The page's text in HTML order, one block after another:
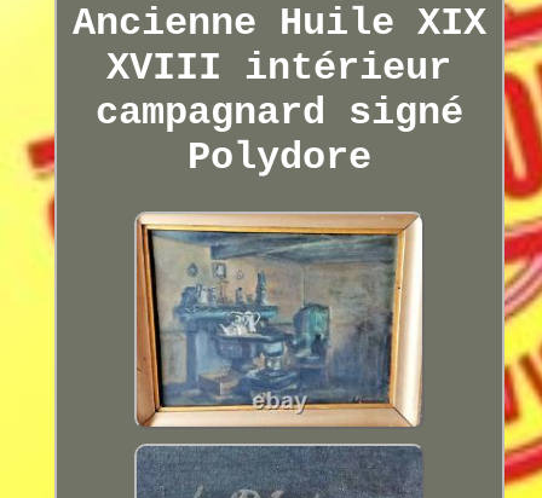
Ancienne Huile XIX
XVIII intérieur
campagnard signé
Polydore